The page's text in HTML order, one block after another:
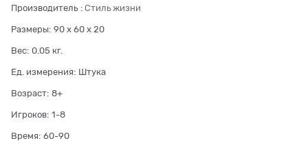
Производитель : Стиль жизни
Размеры: 90 x 60 x 20
Вес: 0.05 кг.
Ед. измерения: Штука
Возраст: 8+
Игроков: 1-8
Время: 60-90